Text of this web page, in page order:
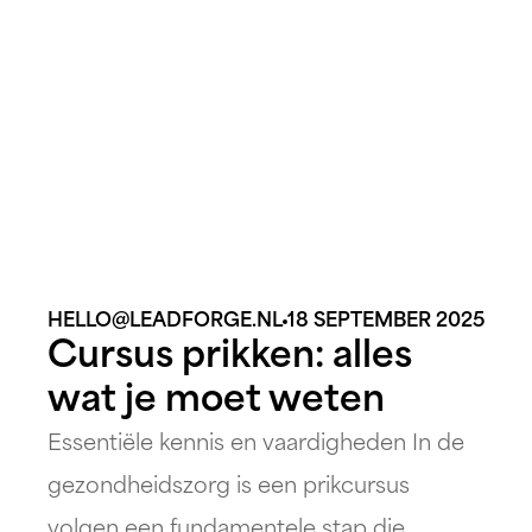
HELLO@LEADFORGE.NL 18 SEPTEMBER 2025
Cursus prikken: alles
wat je moet weten
Essentiële kennis en vaardigheden In de
gezondheidszorg is een prikcursus